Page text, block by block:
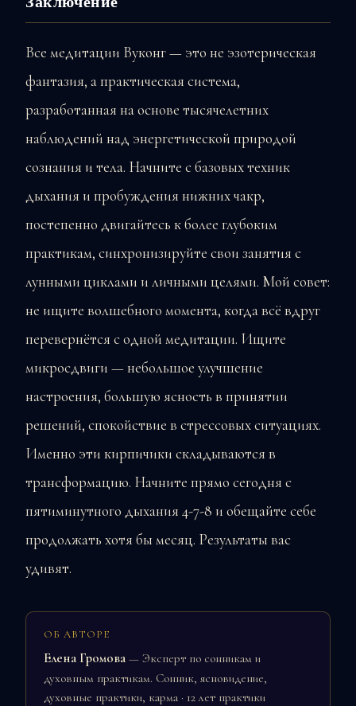
Все медитации Вуконг — это не эзотерическая
фантазия, а практическая система,
разработанная на основе тысячелетних
наблюдений над энергетической природой
сознания и тела. Начните с базовых техник
дыхания и пробуждения нижних чакр,
постепенно двигайтесь к более глубоким
практикам, синхронизируйте свои занятия с
лунными циклами и личными целями. Мой совет:
не ищите волшебного момента, когда всё вдруг
перевернётся с одной медитации. Ищите
микросдвиги — небольшое улучшение
настроения, большую ясность в принятии
решений, спокойствие в стрессовых ситуациях.
Именно эти кирпичики складываются в
трансформацию. Начните прямо сегодня с
пятиминутного дыхания 4-7-8 и обещайте себе
продолжать хотя бы месяц. Результаты вас
удивят.
ОБ АВТОРЕ
Елена Громова — Эксперт по сонникам и
духовным практикам. Сонник, ясновидение,
духовные практики, карма · 12 лет практики